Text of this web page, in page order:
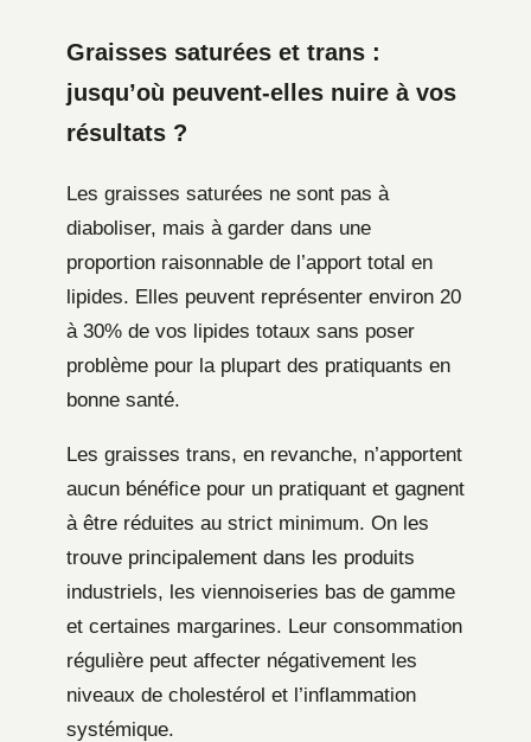
Graisses saturées et trans :
jusqu’où peuvent-elles nuire à vos
résultats ?
Les graisses saturées ne sont pas à
diaboliser, mais à garder dans une
proportion raisonnable de l’apport total en
lipides. Elles peuvent représenter environ 20
à 30% de vos lipides totaux sans poser
problème pour la plupart des pratiquants en
bonne santé.
Les graisses trans, en revanche, n’apportent
aucun bénéfice pour un pratiquant et gagnent
à être réduites au strict minimum. On les
trouve principalement dans les produits
industriels, les viennoiseries bas de gamme
et certaines margarines. Leur consommation
régulière peut affecter négativement les
niveaux de cholestérol et l’inflammation
systémique.